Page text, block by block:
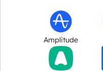
Amplitude